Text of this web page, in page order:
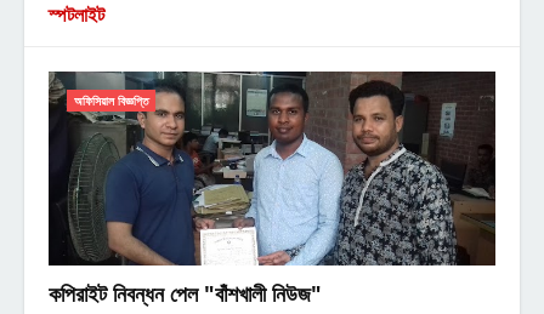
স্পটলাইট
অফিসিয়াল বিজ্ঞপ্তি
কপিরাইট নিবন্ধন পেল "বাঁশখালী নিউজ"